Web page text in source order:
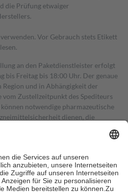
die Prüfung etwaiger
Vor Gebrauch stets Etikett
an den Paketdienstleister erfolgt
bis Freitag bis 18:00 Uhr. Der genaue
und in Abhängigkeit der
Zustellzeitpunkt des Spediteurs
notwendige pharmazeutische
dienen, die
Medikamente stellt der Arzt ein
sie in der Apotheke. Die
übernimmt in der Regel die
trägt einen Teil davon als Zuzahlung